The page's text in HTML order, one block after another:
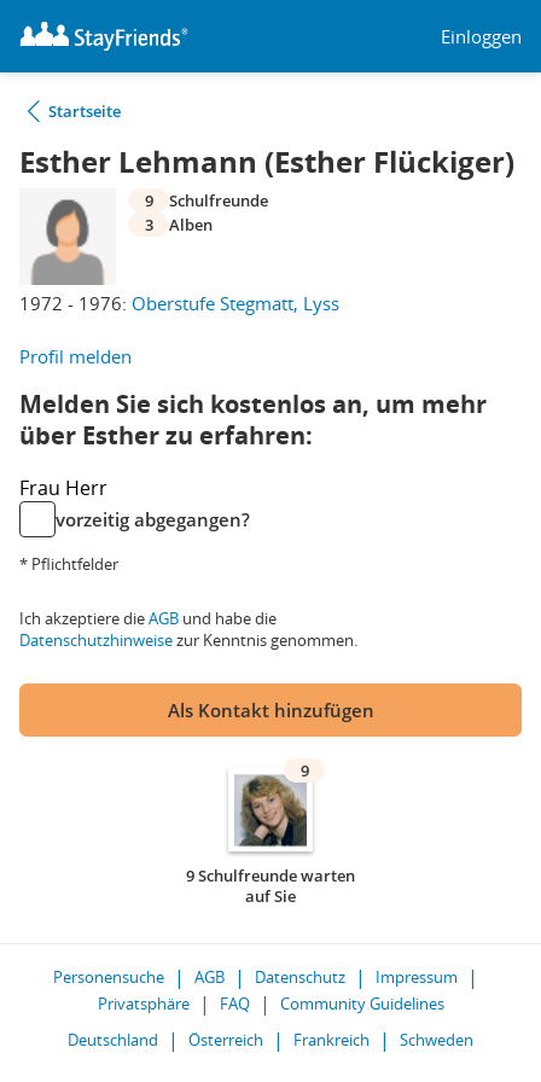
Einloggen
Startseite
Esther Lehmann (Esther Flückiger)
1972 - 1976: Oberstufe Stegmatt, Lyss
9
Schulfreunde
3
Alben
Profil melden
Melden Sie sich kostenlos an, um mehr
über Esther zu erfahren:
Frau Herr
vorzeitig abgegangen?
* Pflichtfelder
Ich akzeptiere dieAGB und habe die
Datenschutzhinweisezur Kenntnis genommen.
Als Kontakt hinzufügen
9
9 Schulfreunde warten
auf Sie
Personensuche AGB Datenschutz
Impressum
Privatsphäre
FAQ
Community Guidelines
Deutschland
Österreich Frankreich Schweden